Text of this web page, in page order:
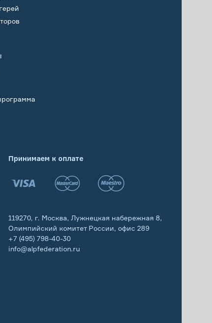
Принимаем к оплате
119270, г. Москва, Лужнецкая набережная 8,
Олимпийский комитет России, офис 289
+7 (495) 798-40-30
info@alpfederation.ru